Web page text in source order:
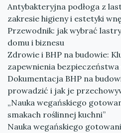
Antybakteryjna podłoga z
zakresie higieny i estetyki
Przewodnik: jak wybrać
domu i biznesu
Zdrowie i BHP na budowie:
zapewnienia
Dokumentacja BHP na
prowadzić i jak je
„Nauka wegańskiego
smakach roślinnej kuchni”
Nauka wegańskiego